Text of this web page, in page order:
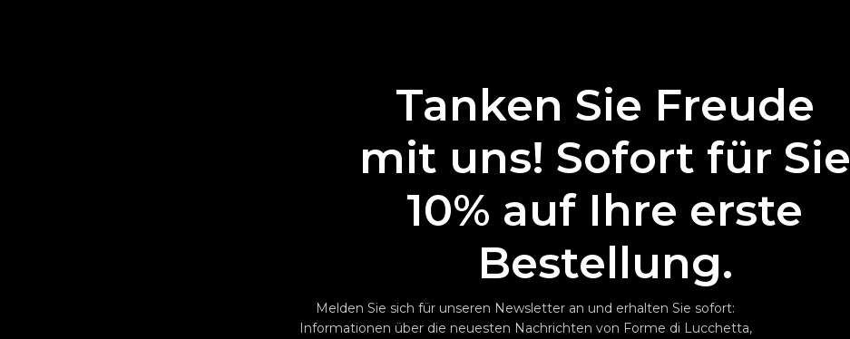
Tanken Sie Freude
mit uns! Sofort für Sie
10% auf Ihre erste
Bestellung.
Melden Sie sich für unseren Newsletter an und erhalten Sie sofort:
Informationen über die neuesten Nachrichten von Forme di Lucchetta,